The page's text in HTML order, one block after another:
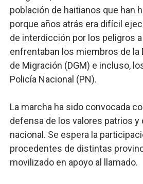
población de haitianos que han
porque años atrás era difícil
de interdicción por los peligros
enfrentaban los miembros de la
de Migración (DGM) e incluso,
Policía Nacional (PN).
La marcha ha sido convocada
defensa de los valores patrios y
nacional. Se espera la
procedentes de distintas
movilizado en apoyo al llamado.